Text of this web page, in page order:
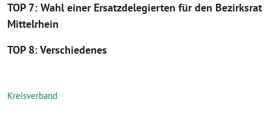
TOP 7: Wahl einer Ersatzdelegierten für den Bezirksrat
Mittelrhein
TOP 8: Verschiedenes
Kreisverband